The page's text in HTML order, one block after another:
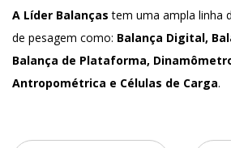
A Líder Balanças tem uma ampla linha
de pesagem como: Balança Digital,
Balança de Plataforma,
Antropométrica e Células de Carga.